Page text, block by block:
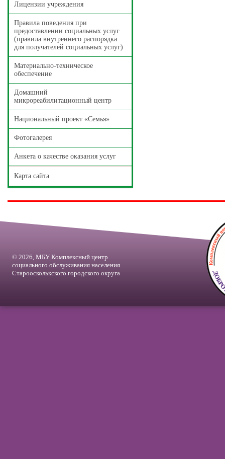
Лицензии учреждения
Правила поведения при
предоставлении социальных услуг
(правила внутреннего распорядка
для получателей социальных услуг)
Материально-техническое
обеспечение
Домашний
микрореабилитационный центр
Национальный проект «Семья»
Фотогалерея
Анкета о качестве оказания услуг
Карта сайта
© 2026, МБУ Комплексный центр
социального обслуживания населения
Староосколькского городского округа